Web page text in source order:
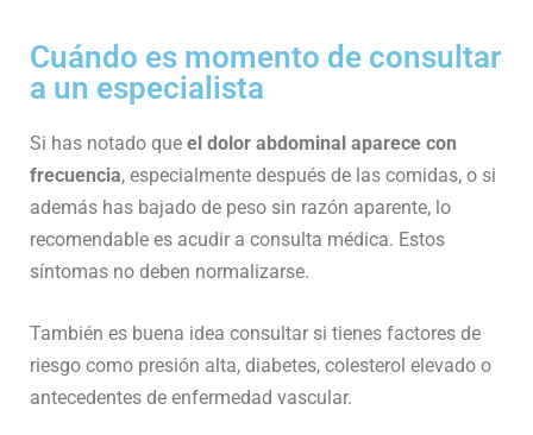
Cuándo es momento de consultar
a un especialista
Si has notado que el dolor abdominal aparece con
frecuencia, especialmente después de las comidas, o si
además has bajado de peso sin razón aparente, lo
recomendable es acudir a consulta médica. Estos
síntomas no deben normalizarse.
También es buena idea consultar si tienes factores de
riesgo como presión alta, diabetes, colesterol elevado o
antecedentes de enfermedad vascular.